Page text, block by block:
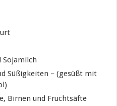
Sojamilch
Süßigkeiten – (gesüßt mit
Birnen und Fruchtsäfte